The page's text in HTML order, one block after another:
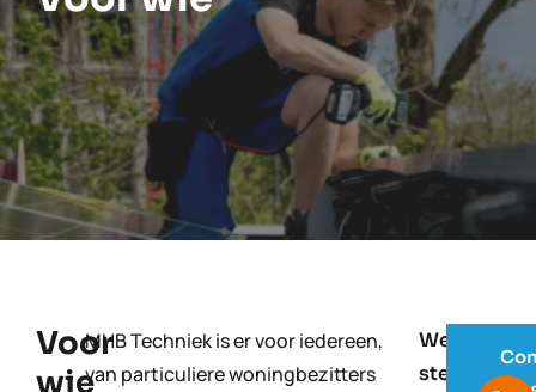
Voor
wie
MHB Techniek is er voor iedereen,
van particuliere woningbezitters
We zijn een
sterke en